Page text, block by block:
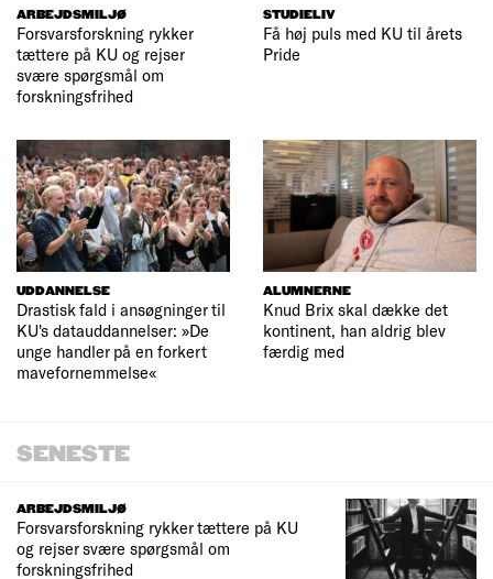
ARBEJDSMILJØ
Forsvarsforskning rykker
tættere på KU og rejser
svære spørgsmål om
forskningsfrihed
STUDIELIV
Få høj puls med KU til årets
Pride
UDDANNELSE
Drastisk fald i ansøgninger til
KU's datauddannelser: »De
unge handler på en forkert
mavefornemmelse«
ALUMNERNE
Knud Brix skal dække det
kontinent, han aldrig blev
færdig med
SENESTE
ARBEJDSMILJØ
Forsvarsforskning rykker tættere på KU
og rejser svære spørgsmål om
forskningsfrihed